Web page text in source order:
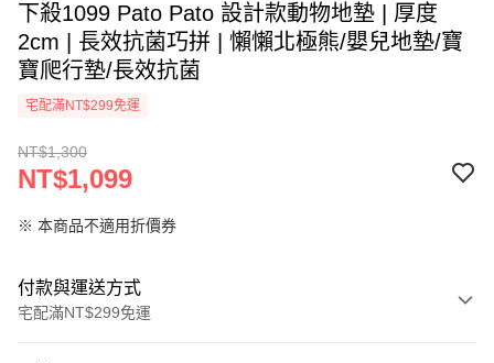
下殺1099 Pato Pato 設計款動物地墊 | 厚度
2cm | 長效抗菌巧拼 | 懶懶北極熊/嬰兒地墊/寶
寶爬行墊/長效抗菌
宅配滿NT$299免運
NT$1,300
NT$1,099
※ 本商品不適用折價券
付款與運送方式
宅配滿NT$299免運